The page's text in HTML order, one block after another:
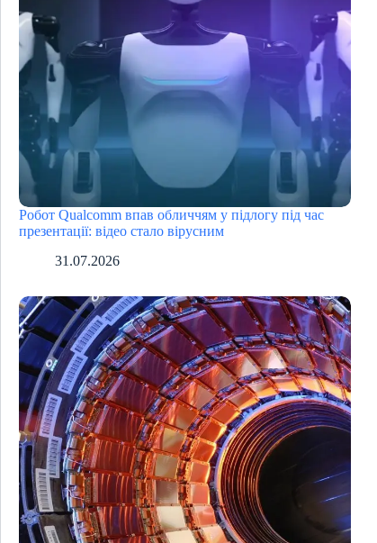
Робот Qualcomm впав обличчям у підлогу під час
презентації: відео стало вірусним
31.07.2026